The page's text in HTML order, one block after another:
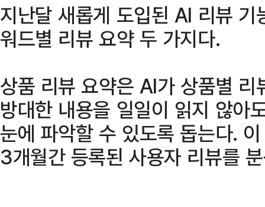
지난달 새롭게 도입된 AI 리뷰
워드별 리뷰 요약 두 가지다.
상품 리뷰 요약은 AI가 상품별
방대한 내용을 일일이 읽지 않아
눈에 파악할 수 있도록 돕는다.
3개월간 등록된 사용자 리뷰를